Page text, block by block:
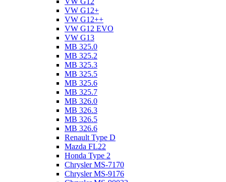
VW G12+
VW G12++
VW G12 EVO
VW G13
MB 325.0
MB 325.2
MB 325.3
MB 325.5
MB 325.6
MB 325.7
MB 326.0
MB 326.3
MB 326.5
MB 326.6
Renault Type D
Mazda FL22
Honda Type 2
Chrysler MS-7170
Chrysler MS-9176